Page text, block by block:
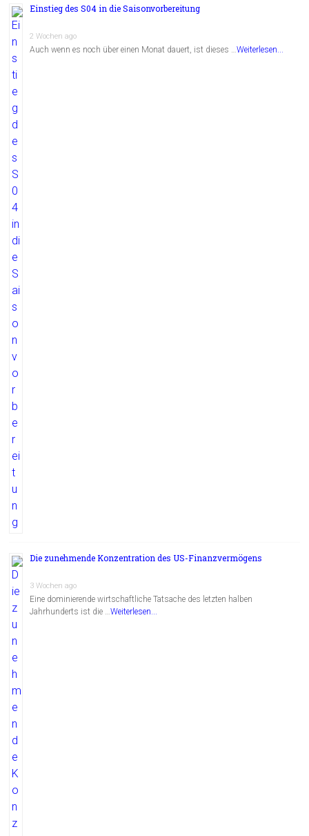
Einstieg des S04 in die Saisonvorbereitung
2 Wochen ago
Auch wenn es noch über einen Monat dauert, ist dieses …Weiterlesen...
Die zunehmende Konzentration des US-Finanzvermögens
3 Wochen ago
Eine dominierende wirtschaftliche Tatsache des letzten halben
Jahrhunderts ist die …Weiterlesen...